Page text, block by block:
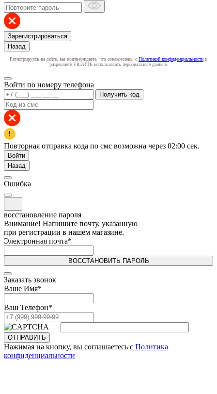
Зарегистрироваться
Назад
Регистрируясь на сайте, вы подтверждаете, что ознакомлены с Политикой конфиденциальности и
разрешаете VILATTE использовать персональные данные.
Войти по номеру телефона
Получить код
Повторная отправка кода по смс возможна через 02:00 сек.
Войти
Назад
Ошибка
восстановление пароля
Внимание! Напишите почту, указанную
при регистрации в нашем магазине.
Электронная почта*
ВОССТАНОВИТЬ ПАРОЛЬ
Заказать звонок
Ваше Имя*
Ваш Телефон*
ОТПРАВИТЬ
Нажимая на кнопку, вы соглашаетесь с Политика
конфиденциальности